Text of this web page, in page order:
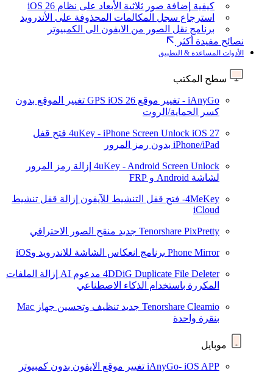
كيفية إضافة صور ثلاثية الأبعاد على نظام iOS 26
استرجاع سجل المكالمات المحذوفة على الأندرويد
برنامج نقل الصور من الايفون الى الكمبيوتر
نصائح مفيدة أكثر
الأدوات المساعدة & التطبيق
سطح المكتب
iAnyGo - تغيير موقع GPS iOS 26
تغيير الموقع بدون
كسر الحماية/الروت
4uKey - iPhone Screen Unlock iOS 27
فتح قفل
iPhone/iPad بدون رمز المرور
4uKey - Android Screen Unlock إزالة رمز المرور
لشاشة Android و FRP
4MeKey- فتح قفل التنشيط للآيفون
إزالة قفل تنشيط
iCloud
Tenorshare PixPretty جديد منقح الصور الاحترافي
Phone Mirror برنامج انعكاس الشاشة للاندرويد وiOS
4DDiG Duplicate File Deleter مدعوم AI
إزالة الملفات
المكررة باستخدام الذكاء الاصطناعي
Tenorshare Cleamio جديد
تنظيف وتحسين جهاز Mac
بنقرة واحدة
موبايل
iAnyGo- iOS APP تغيير موقع الايفون بدون كمبيوتر